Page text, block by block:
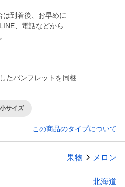
到着後、お早めに
、電話などから
たパンフレットを同梱
サイズ
この商品のタイプについて
果物 メロン
北海道